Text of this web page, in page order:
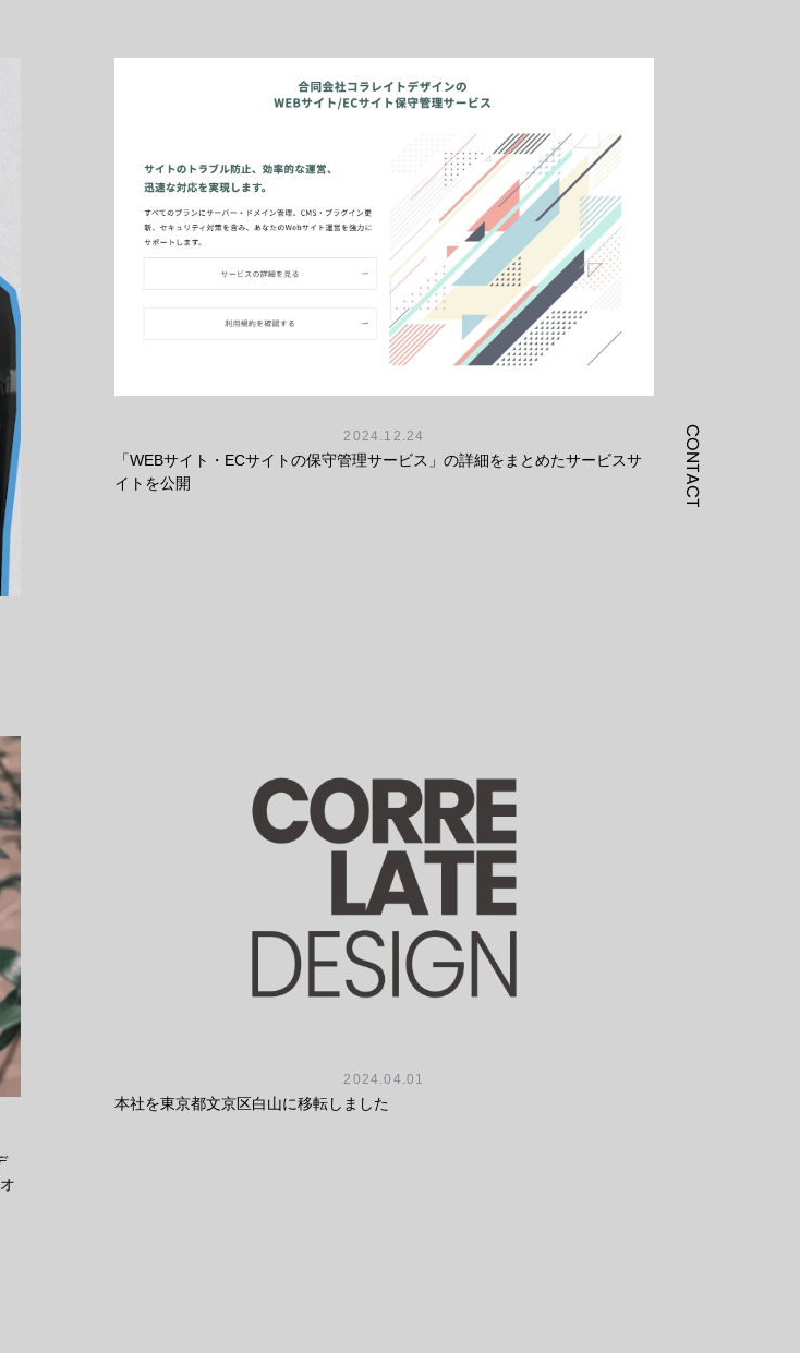
CONTACT
2024.12.24
「WEBサイト・ECサイトの保守管理サービス」の詳細をまとめたサービスサ
イトを公開
2024.04.01
本社を東京都文京区白山に移転しました